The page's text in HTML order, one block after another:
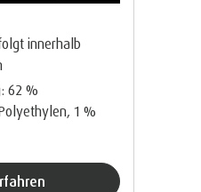
innerhalb
62 %
1 %